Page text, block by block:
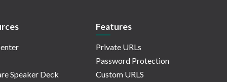
Speaker Deck
Features
Private URLs
Password Protection
Custom URLS